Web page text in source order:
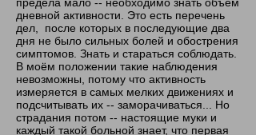
дневной активности. Это есть перечень
дел, после которых в последующие два
дня не было сильных болей и обострения
симптомов. Знать и стараться соблюдать.
В моём положении такие наблюдения
невозможны, потому что активность
измеряется в самых мелких движениях и
подсчитывать их -- заморачиваться... Но
страдания потом -- настоящие муки и
каждый такой больной знает, что первая